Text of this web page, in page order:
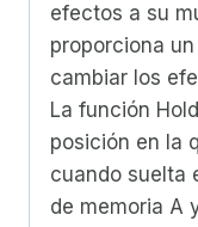
efectos a su
proporciona
cambiar los
La función
posición en la
cuando suelta
de memoria A